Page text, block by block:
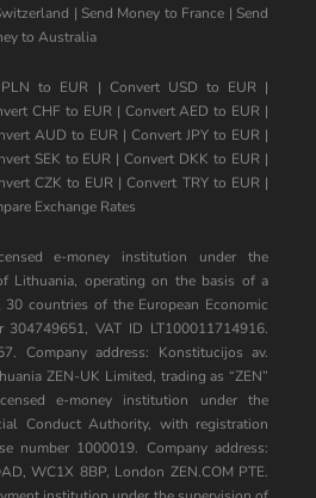
| Send Money to France | Send
to Australia
to EUR | Convert USD to EUR|
CHF to EUR| Convert AED to EUR |
AUD to EUR | Convert JPY to EUR |
SEK to EUR |Convert DKK to EUR |
CZK to EUR |Convert TRY to EUR|
Exchange Rates
e-money institution under the
Lithuania, operating on the basis of a
countries of the European Economic
304749651, VAT ID LT100011714916.
Company address: Konstitucijos av.
ZEN-UK Limited, trading as “ZEN”
e-money institution under the
Conduct Authority, with registration
number 1000019. Company address:
WC1X 8BP, London ZEN.COM PTE.